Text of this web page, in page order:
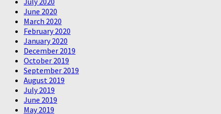
June 2020
March 2020
February 2020
January 2020
December 2019
October 2019
September 2019
August 2019
July 2019
June 2019
May 2019